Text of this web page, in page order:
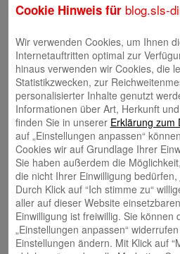
Schreibe einen Kommentar
Deine E-Mail-Adresse wird nicht
sind mit*markiert
Name*
E-Mail-Adresse*
Cookie Hinweis für blog.sls-
Wir verwenden Cookies, um Ihnen
Internetauftritten optimal zur
hinaus verwenden wir Cookies, die
Statistikzwecken, zur
personalisierter Inhalte genutzt
Informationen über Art, Herkunft
finden Sie in unserer Erklärung zum
auf „Einstellungen anpassen“
Cookies wir auf Grundlage Ihrer
Sie haben außerdem die
die nicht Ihrer Einwilligung bedürfen,
Durch Klick auf “Ich stimme zu“
aller auf dieser Website
Einwilligung ist freiwillig. Sie können
„Einstellungen anpassen“
Einstellungen ändern. Mit Klick auf